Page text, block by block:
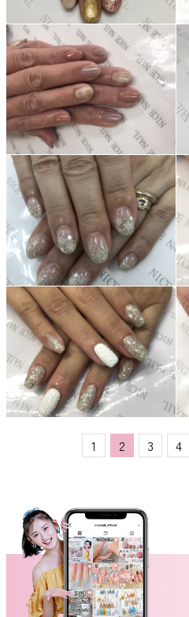
1 2 3 4